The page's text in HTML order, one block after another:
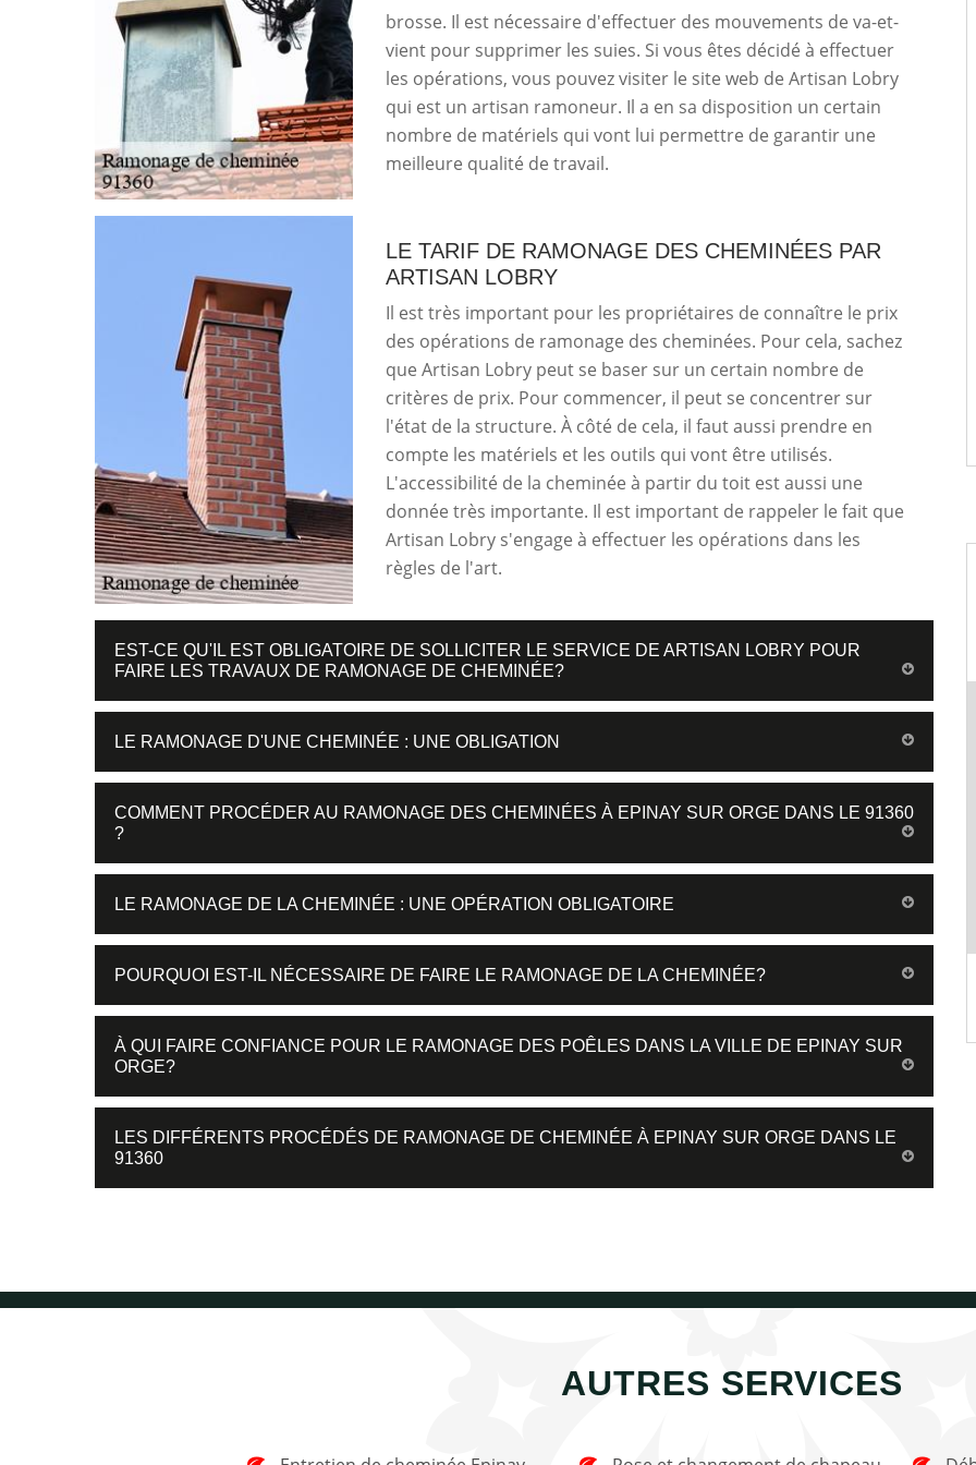
brosse. Il est nécessaire d'effectuer des mouvements de va-et-
vient pour supprimer les suies. Si vous êtes décidé à effectuer
les opérations, vous pouvez visiter le site web de Artisan Lobry
qui est un artisan ramoneur. Il a en sa disposition un certain
nombre de matériels qui vont lui permettre de garantir une
meilleure qualité de travail.
LE TARIF DE RAMONAGE DES CHEMINÉES PAR
ARTISAN LOBRY
Il est très important pour les propriétaires de connaître le prix
des opérations de ramonage des cheminées. Pour cela, sachez
que Artisan Lobry peut se baser sur un certain nombre de
critères de prix. Pour commencer, il peut se concentrer sur
l'état de la structure. À côté de cela, il faut aussi prendre en
compte les matériels et les outils qui vont être utilisés.
L'accessibilité de la cheminée à partir du toit est aussi une
donnée très importante. Il est important de rappeler le fait que
Artisan Lobry s'engage à effectuer les opérations dans les
règles de l'art.
EST-CE QU'IL EST OBLIGATOIRE DE SOLLICITER LE SERVICE DE ARTISAN LOBRY POUR
FAIRE LES TRAVAUX DE RAMONAGE DE CHEMINÉE?
LE RAMONAGE D'UNE CHEMINÉE : UNE OBLIGATION
COMMENT PROCÉDER AU RAMONAGE DES CHEMINÉES À EPINAY SUR ORGE DANS LE 91360
?
LE RAMONAGE DE LA CHEMINÉE : UNE OPÉRATION OBLIGATOIRE
POURQUOI EST-IL NÉCESSAIRE DE FAIRE LE RAMONAGE DE LA CHEMINÉE?
À QUI FAIRE CONFIANCE POUR LE RAMONAGE DES POÊLES DANS LA VILLE DE EPINAY SUR
ORGE?
LES DIFFÉRENTS PROCÉDÉS DE RAMONAGE DE CHEMINÉE À EPINAY SUR ORGE DANS LE
91360
AUTRES SERVICES